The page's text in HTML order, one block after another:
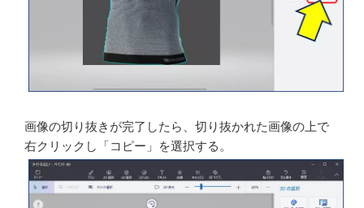
切り抜きの範囲が拡大され、切り取る範囲がOKになった
ので「完了」をクリックする。